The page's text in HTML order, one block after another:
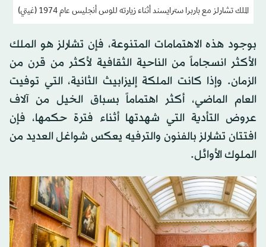
الملك تشارلز مع باربرا سترايسند أثناء زيارته للوس أنجليس عام 1974 (غيتي)
بوجود هذه الاهتمامات المتنوعة، فإن تشارلز هو الملك
الأكثر انسجاماً من الناحية الثقافية لأكثر من قرن من
الزمان. وإذا كانت الملكة إليزابيث الثانية، التي توفيت
العام الماضي، أكثر اهتماماً بسباق الخيل من آلاف
عروض التأدية التي شهدتها أثناء فترة حكمها، فإن
افتتان تشارلز بالفنون والترفيه يعكس شواغل العديد من
الملوك الأوائل.